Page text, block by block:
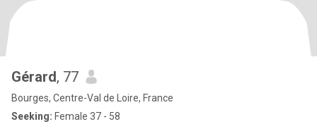
Gérard, 77
Bourges, Centre-Val de Loire, France
Seeking: Female 37 - 58